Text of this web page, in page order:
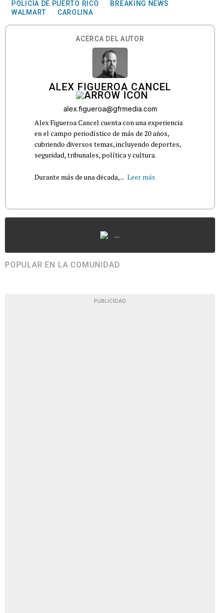
POLICÍA DE PUERTO RICO
BREAKING NEWS
WALMART
CAROLINA
ACERCA DEL AUTOR
ALEX FIGUEROA CANCEL
alex.figueroa@gfrmedia.com
Alex Figueroa Cancel cuenta con una experiencia
en el campo periodístico de más de 20 años,
cubriendo diversos temas, incluyendo deportes,
seguridad, tribunales, política y cultura.
Durante más de una década,... Leer más
...
POPULAR EN LA COMUNIDAD
PUBLICIDAD